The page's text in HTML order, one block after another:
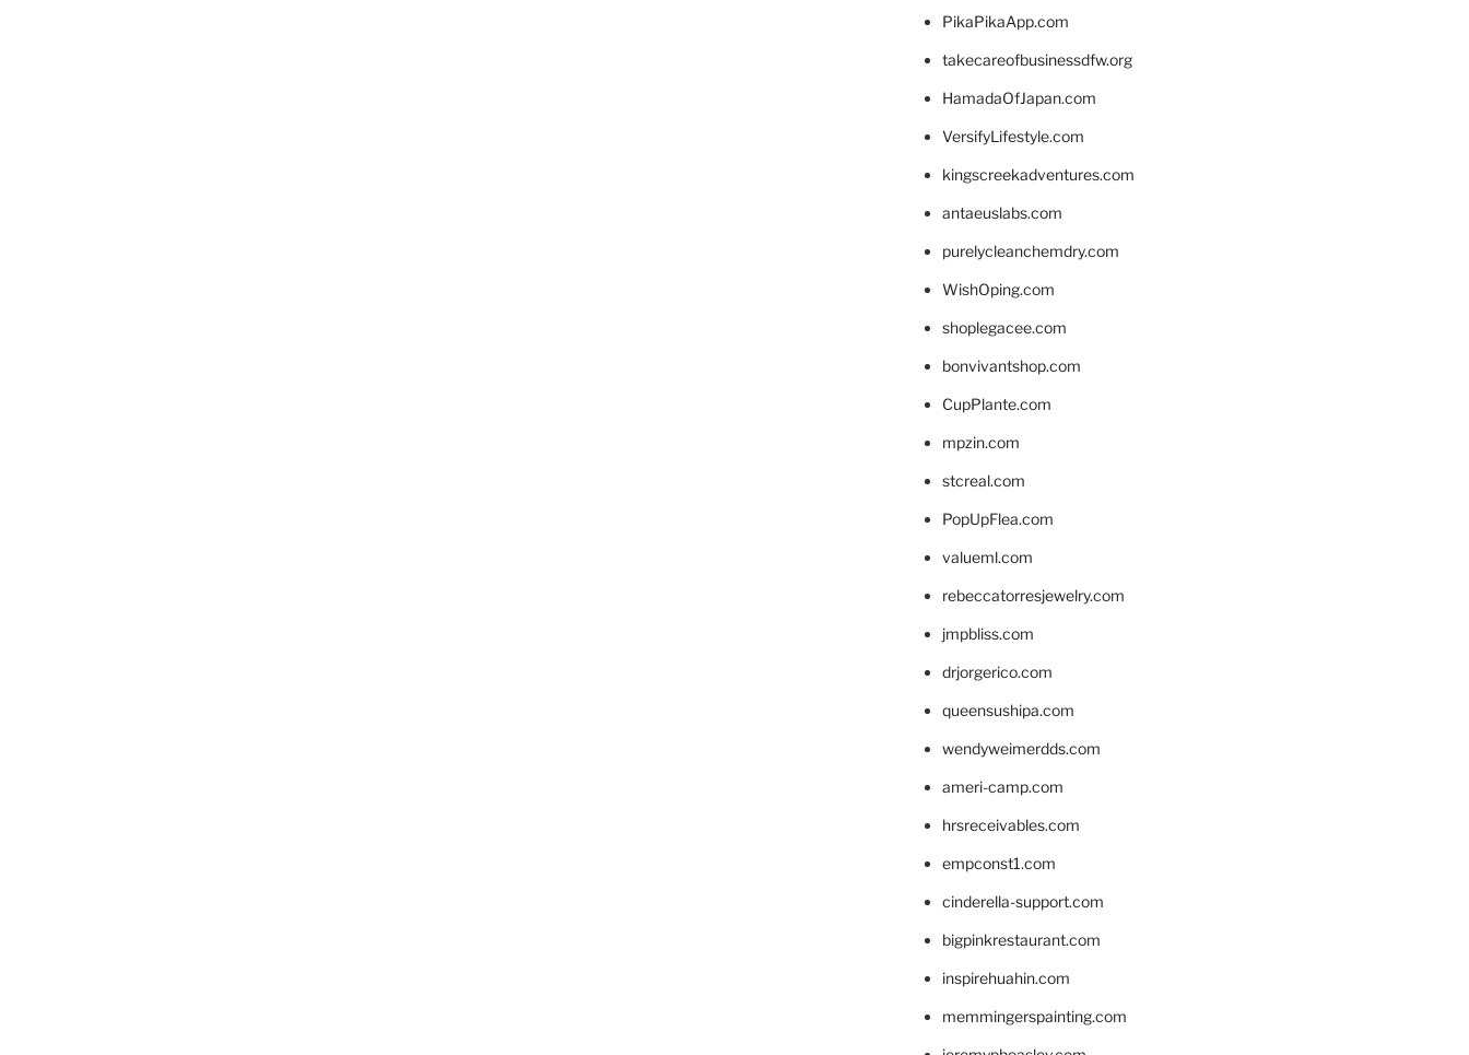
PikaPikaApp.com
takecareofbusinessdfw.org
HamadaOfJapan.com
VersifyLifestyle.com
kingscreekadventures.com
antaeuslabs.com
purelycleanchemdry.com
WishOping.com
shoplegacee.com
bonvivantshop.com
CupPlante.com
mpzin.com
stcreal.com
PopUpFlea.com
valueml.com
rebeccatorresjewelry.com
jmpbliss.com
drjorgerico.com
queensushipa.com
wendyweimerdds.com
ameri-camp.com
hrsreceivables.com
empconst1.com
cinderella-support.com
bigpinkrestaurant.com
inspirehuahin.com
memmingerspainting.com